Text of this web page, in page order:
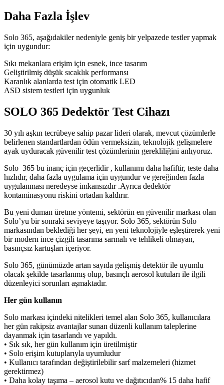
Daha Fazla İşlev
Solo 365, aşağıdakiler nedeniyle geniş bir yelpazede testler yapmak
için uygundur:
Sıkı mekanlara erişim için esnek, ince tasarım
Geliştirilmiş düşük sıcaklık performansı
Karanlık alanlarda test için otomatik LED
ASD sistem testleri için uygunluk
SOLO 365 Dedektör Test Cihazı
30 yılı aşkın tecrübeye sahip pazar lideri olarak, mevcut çözümlerle
belirlenen standartlardan ödün vermeksizin, teknolojik gelişmelere
ayak uyduracak güvenilir test çözümlerinin gerekliliğini anlıyoruz.
Solo 365 bu inanç için geçerlidir , kullanımı daha hafiftir, teste daha
hızlıdır, daha fazla uygulama için uygundur ve gereğinden fazla
uygulanması neredeyse imkansızdır .Ayrıca dedektör
kontaminasyonu riskini ortadan kaldırır.
Bu yeni duman üretme yöntemi, sektörün en güvenilir markası olan
Solo’yu bir sonraki seviyeye taşıyor. Solo 365, sektörün Solo
markasından beklediği her şeyi, en yeni teknolojiyle eşleştirerek yeni
bir modern ince çizgili tasarıma sarmalı ve tehlikeli olmayan,
basınçsız kartuşları içeriyor.
Solo 365, günümüzde artan sayıda gelişmiş detektör ile uyumlu
olacak şekilde tasarlanmış olup, basınçlı aerosol kutuları ile ilgili
düzenleyici sorunları aşmaktadır.
Her gün kullanın
Solo markası içindeki nitelikleri temel alan Solo 365, kullanıcılara
her gün rakipsiz avantajlar sunan düzenli kullanım taleplerine
dayanmak için tasarlandı ve yapıldı.
• Sık sık, her gün kullanım için üretilmiştir
• Solo erişim kutuplarıyla uyumludur
• Kullanıcı tarafından değiştirilebilir sarf malzemeleri (hizmet
gerektirmez)
• Daha kolay taşıma – aerosol kutu ve dağıtıcıdan% 15 daha hafif